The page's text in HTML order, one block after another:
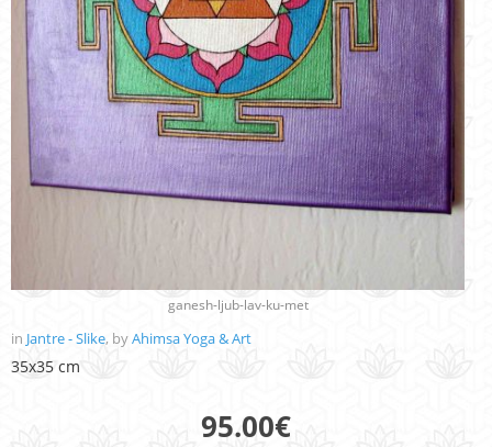
ganesh-ljub-lav-ku-met
in Jantre - Slike, byAhimsa Yoga & Art
35x35 cm
95.00€